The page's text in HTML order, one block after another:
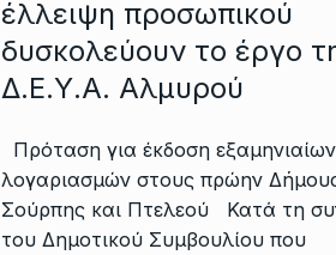
έλλειψη προσωπικού
δυσκολεύουν το έργο
Δ.Ε.Υ.Α. Αλμυρού
Πρόταση για έκδοση εξαμηνιαίων
λογαριασμών στους πρώην
Σούρπης και Πτελεού Κατά τη
του Δημοτικού Συμβουλίου που